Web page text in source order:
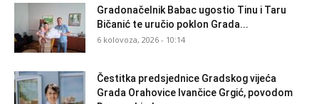
Gradonačelnik Babac ugostio Tinu i Taru
Bičanić te uručio poklon Grada...
6 kolovoza, 2026 - 10:14
Čestitka predsjednice Gradskog vijeća
Grada Orahovice Ivančice Grgić, povodom